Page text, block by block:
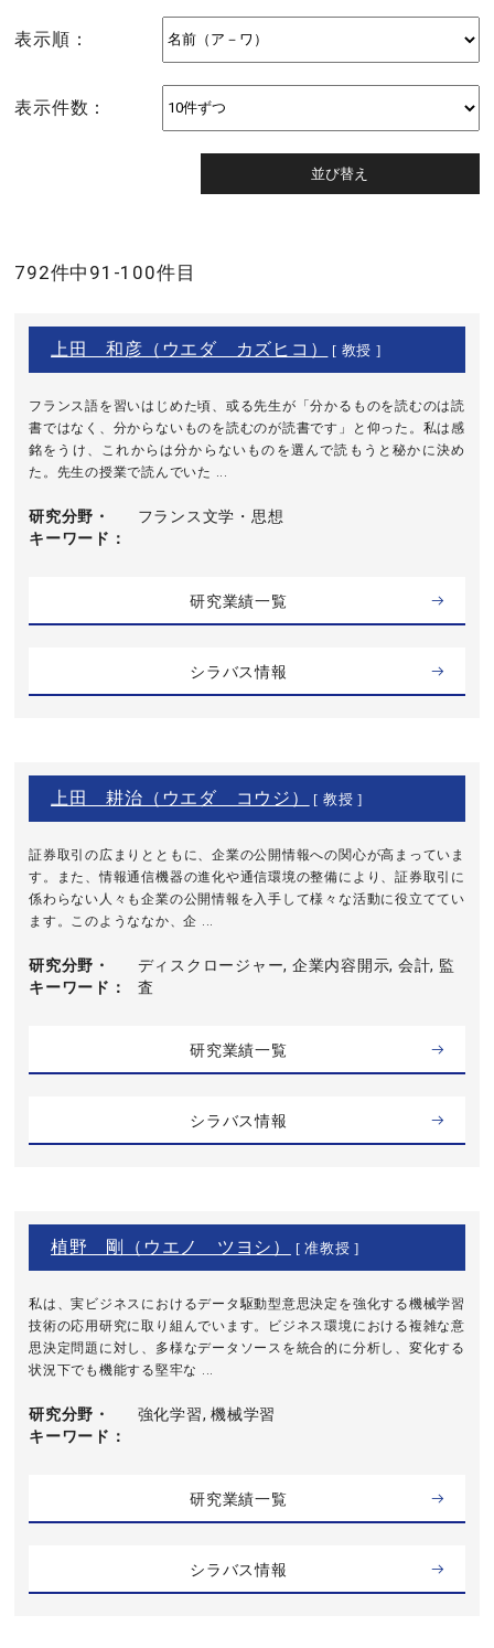
表示順：
表示件数：
792件中91-100件目
上田 和彦（ウエダ カズヒコ） [ 教授 ]
フランス語を習いはじめた頃、或る先生が「分かるものを読むのは読
書ではなく、分からないものを読むのが読書です」と仰った。私は感
銘をうけ、これからは分からないものを選んで読もうと秘かに決め
た。先生の授業で読んでいた ...
研究分野・
キーワード
フランス文学・思想
研究業績一覧
シラバス情報
上田 耕治（ウエダ コウジ） [ 教授 ]
証券取引の広まりとともに、企業の公開情報への関心が高まっていま
す。また、情報通信機器の進化や通信環境の整備により、証券取引に
係わらない人々も企業の公開情報を入手して様々な活動に役立ててい
ます。このようななか、企 ...
研究分野・
キーワード
ディスクロージャー, 企業内容開示, 会計, 監
査
研究業績一覧
シラバス情報
植野 剛（ウエノ ツヨシ） [ 准教授 ]
私は、実ビジネスにおけるデータ駆動型意思決定を強化する機械学習
技術の応用研究に取り組んでいます。ビジネス環境における複雑な意
思決定問題に対し、多様なデータソースを統合的に分析し、変化する
状況下でも機能する堅牢な ...
研究分野・
キーワード
強化学習, 機械学習
研究業績一覧
シラバス情報